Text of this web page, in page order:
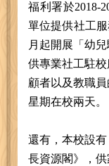
福利署於2018-
單位提供社工
月起開展「幼
供專業社工駐
顧者以及教職
星期在校兩天。
還有，本校設
長資源閣》，